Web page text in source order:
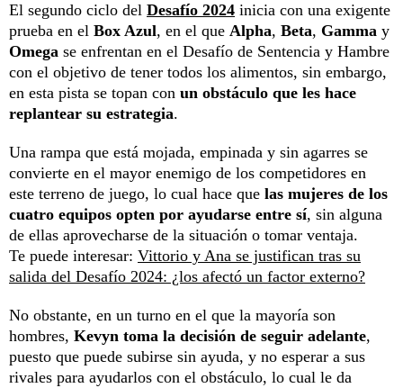
El segundo ciclo del Desafío 2024 inicia con una exigente
prueba en el Box Azul, en el que Alpha, Beta, Gamma y
Omega se enfrentan en el Desafío de Sentencia y Hambre
con el objetivo de tener todos los alimentos, sin embargo,
en esta pista se topan con un obstáculo que les hace
replantear su estrategia.
Una rampa que está mojada, empinada y sin agarres se
convierte en el mayor enemigo de los competidores en
este terreno de juego, lo cual hace que las mujeres de los
cuatro equipos opten por ayudarse entre sí, sin alguna
de ellas aprovecharse de la situación o tomar ventaja.
Te puede interesar: Vittorio y Ana se justifican tras su
salida del Desafío 2024: ¿los afectó un factor externo?
No obstante, en un turno en el que la mayoría son
hombres, Kevyn toma la decisión de seguir adelante,
puesto que puede subirse sin ayuda, y no esperar a sus
rivales para ayudarlos con el obstáculo, lo cual le da